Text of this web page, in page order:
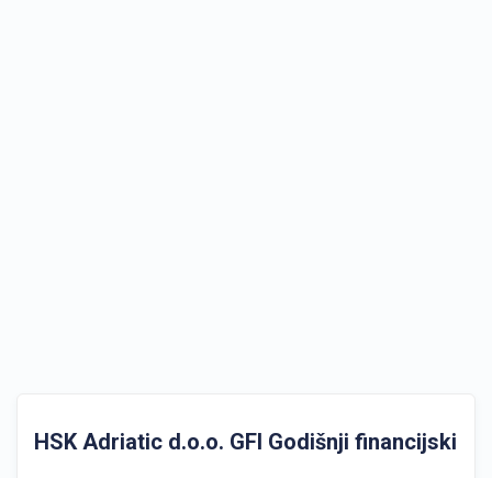
HSK Adriatic d.o.o. GFI Godišnji financijski